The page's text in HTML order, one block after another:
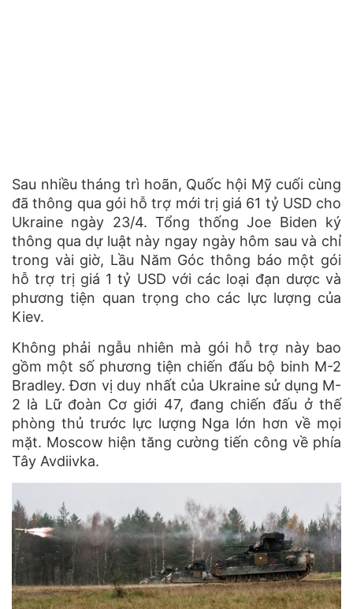
Sau nhiều tháng trì hoãn, Quốc hội Mỹ cuối cùng
đã thông qua gói hỗ trợ mới trị giá 61 tỷ USD cho
Ukraine ngày 23/4. Tổng thống Joe Biden ký
thông qua dự luật này ngay ngày hôm sau và chỉ
trong vài giờ, Lầu Năm Góc thông báo một gói
hỗ trợ trị giá 1 tỷ USD với các loại đạn dược và
phương tiện quan trọng cho các lực lượng của
Kiev.
Không phải ngẫu nhiên mà gói hỗ trợ này bao
gồm một số phương tiện chiến đấu bộ binh M-2
Bradley. Đơn vị duy nhất của Ukraine sử dụng M-
2 là Lữ đoàn Cơ giới 47, đang chiến đấu ở thế
phòng thủ trước lực lượng Nga lớn hơn về mọi
mặt. Moscow hiện tăng cường tiến công về phía
Tây Avdiivka.